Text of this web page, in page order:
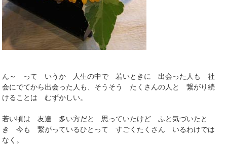
ん～ って いうか 人生の中で 若いときに 出会った人も 社
会にでてから出会った人も、そうそう たくさんの人と 繋がり続
けることは むずかしい。
若い頃は 友達 多い方だと 思っていたけど ふと気づいたと
き 今も 繋がっているひとって すごくたくさん いるわけでは
なく。